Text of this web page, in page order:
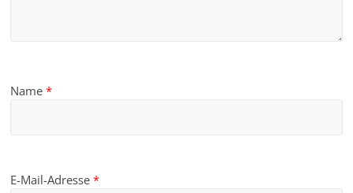
Name*
E-Mail-Adresse*